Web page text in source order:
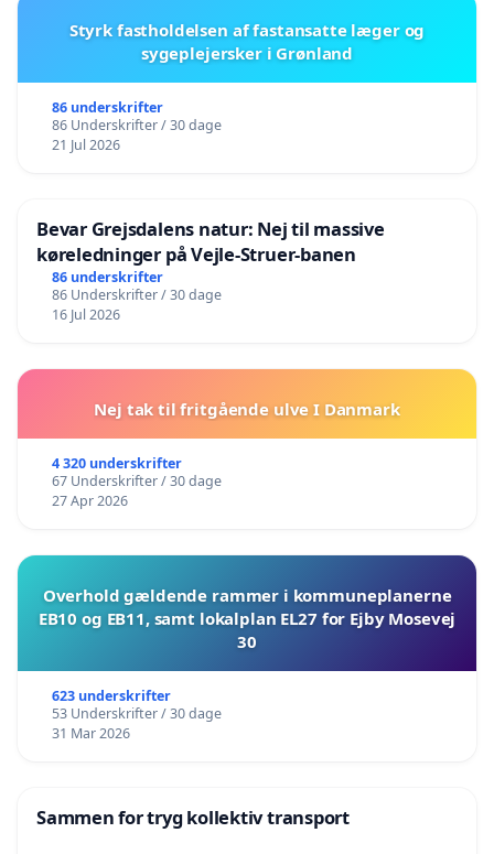
Styrk fastholdelsen af fastansatte læger og
sygeplejersker i Grønland
86 underskrifter
86 Underskrifter / 30 dage
21 Jul 2026
Bevar Grejsdalens natur: Nej til massive
køreledninger på Vejle-Struer-banen
86 underskrifter
86 Underskrifter / 30 dage
16 Jul 2026
Nej tak til fritgående ulve I Danmark
4 320 underskrifter
67 Underskrifter / 30 dage
27 Apr 2026
Overhold gældende rammer i kommuneplanerne
EB10 og EB11, samt lokalplan EL27 for Ejby Mosevej
30
623 underskrifter
53 Underskrifter / 30 dage
31 Mar 2026
Sammen for tryg kollektiv transport